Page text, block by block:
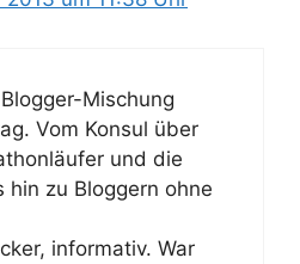
Mischung
Vom Konsul über
und die
hin zu Bloggern ohne
informativ. War